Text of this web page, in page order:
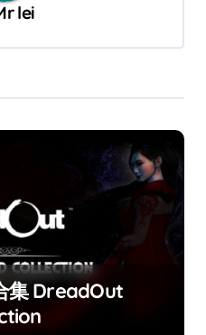
lei
集 DreadOut